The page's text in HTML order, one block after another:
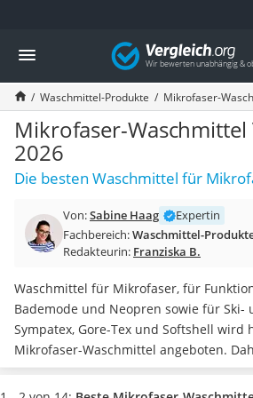
Die beliebtesten Vergleiche nach Kategorie
Drogerie
Inhalator
Haarschneider
Rollator
Braun Rasierer
Katzenklappe (Chip)
Rasierer
Massagepistole
Epilierer
Eiweißpulver
Magnesiumpräparat
Katzenklappe
Nackenmassagegerät
Zeckenschutz Katze
Vergleich
Waschmittel-Produkte Mikrofaser-
Mikrofaser-Waschmittel
2026
Die besten Waschmittel für
Von:Sabine Haag
Expertin
Fachbereich:Waschmittel-
Redakteurin: Franziska B.
Waschmittel für Mikrofaser, für
Bademode und Neopren sowie für Ski-
Sympatex, Gore-Tex und Softshell wird
Mikrofaser-Waschmittel angeboten.
Gebinden zwischen 240 Millilitern und
Flüssigwaschmittel, das folgende